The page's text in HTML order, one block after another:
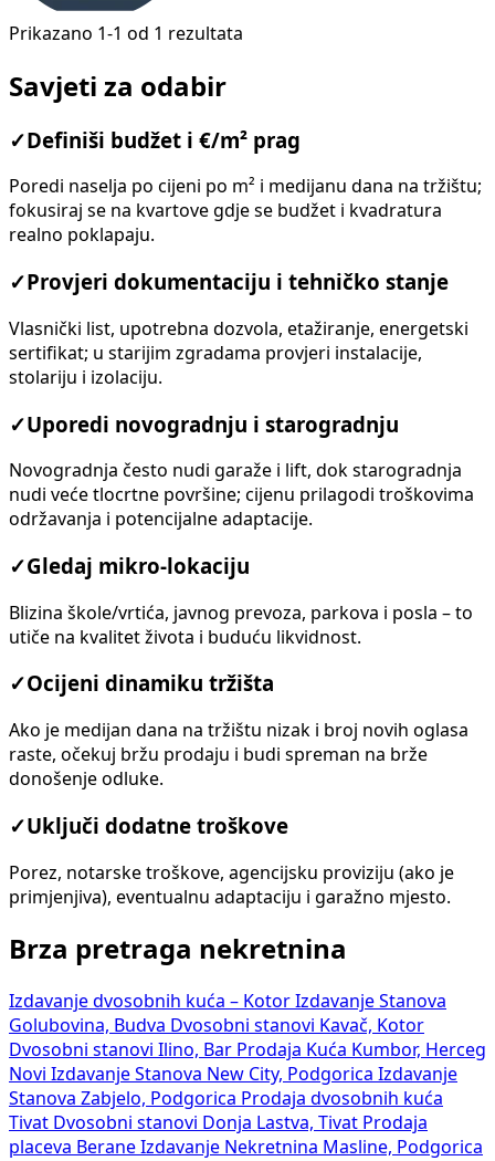
Prikazano 1-1 od 1 rezultata
Savjeti za odabir
✓ Definiši budžet i €/m² prag
Poredi naselja po cijeni po m² i medijanu dana na tržištu;
fokusiraj se na kvartove gdje se budžet i kvadratura
realno poklapaju.
✓ Provjeri dokumentaciju i tehničko stanje
Vlasnički list, upotrebna dozvola, etažiranje, energetski
sertifikat; u starijim zgradama provjeri instalacije,
stolariju i izolaciju.
✓Uporedi novogradnju i starogradnju
Novogradnja često nudi garaže i lift, dok starogradnja
nudi veće tlocrtne površine; cijenu prilagodi troškovima
održavanja i potencijalne adaptacije.
✓Gledaj mikro-lokaciju
Blizina škole/vrtića, javnog prevoza, parkova i posla – to
utiče na kvalitet života i buduću likvidnost.
✓Ocijeni dinamiku tržišta
Ako je medijan dana na tržištu nizak i broj novih oglasa
raste, očekuj bržu prodaju i budi spreman na brže
donošenje odluke.
✓Uključi dodatne troškove
Porez, notarske troškove, agencijsku proviziju (ako je
primjenjiva), eventualnu adaptaciju i garažno mjesto.
Brza pretraga nekretnina
Izdavanje dvosobnih kuća – Kotor Izdavanje Stanova
Golubovina, Budva Dvosobni stanovi Kavač, Kotor
Dvosobni stanovi Ilino, Bar Prodaja Kuća Kumbor, Herceg
Novi Izdavanje Stanova New City, Podgorica Izdavanje
Stanova Zabjelo, Podgorica Prodaja dvosobnih kuća
Tivat Dvosobni stanovi Donja Lastva, Tivat Prodaja
placeva Berane Izdavanje Nekretnina Masline, Podgorica